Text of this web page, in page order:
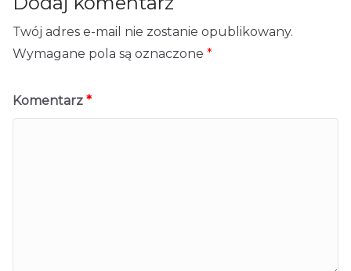
Twój adres e-mail nie zostanie opublikowany.
Wymagane pola są oznaczone *
Komentarz *